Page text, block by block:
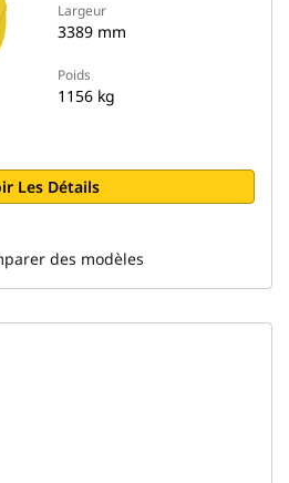
Largeur
3389 mm
Poids
1156 kg
Les Détails
des modèles